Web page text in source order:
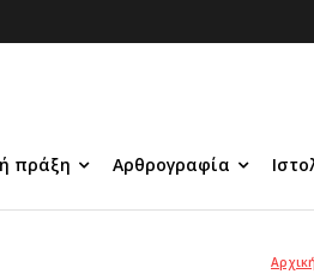
πράξη Αρθρογραφία
Αρχική